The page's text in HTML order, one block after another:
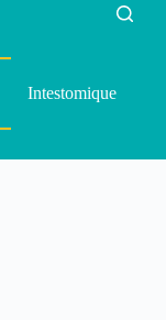
Intestomique